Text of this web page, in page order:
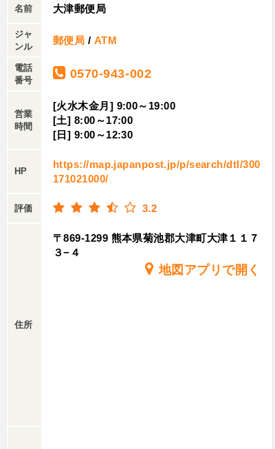
名前 大津郵便局
ジャ
ンル
郵便局 / ATM
電話
番号
0570-943-002
営業
時間
[火水木金月] 9:00～19:00
[土] 8:00～17:00
[日] 9:00～12:30
HP
https://map.japanpost.jp/p/search/dtl/300
171021000/
評価 3.2
住所
〒869-1299 熊本県菊池郡大津町大津１１７
３−４
地図アプリで開く